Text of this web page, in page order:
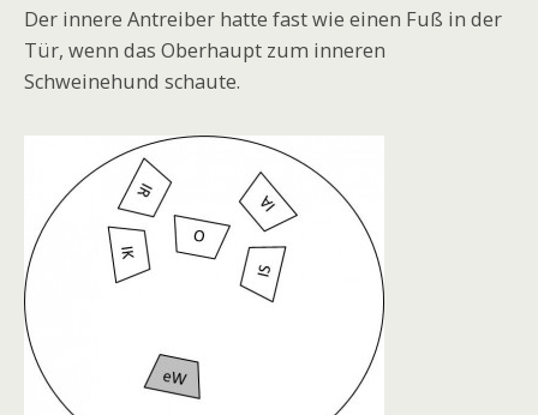
Der innere Antreiber hatte fast wie einen Fuß in der
Tür, wenn das Oberhaupt zum inneren
Schweinehund schaute.